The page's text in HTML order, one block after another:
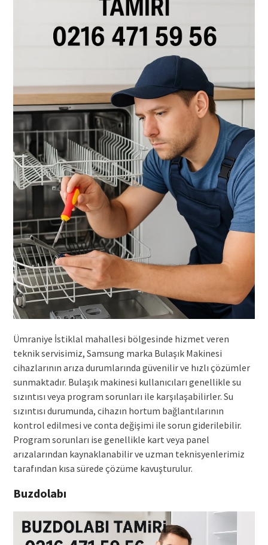
Ümraniye İstiklal mahallesi bölgesinde hizmet veren
teknik servisimiz, Samsung marka Bulaşık Makinesi
cihazlarının arıza durumlarında güvenilir ve hızlı çözümler
sunmaktadır. Bulaşık makinesi kullanıcıları genellikle su
sızıntısı veya program sorunları ile karşılaşabilirler. Su
sızıntısı durumunda, cihazın hortum bağlantılarının
kontrol edilmesi ve conta değişimi ile sorun giderilebilir.
Program sorunları ise genellikle kart veya panel
arızalarından kaynaklanabilir ve uzman teknisyenlerimiz
tarafından kısa sürede çözüme kavuşturulur.
Buzdolabı